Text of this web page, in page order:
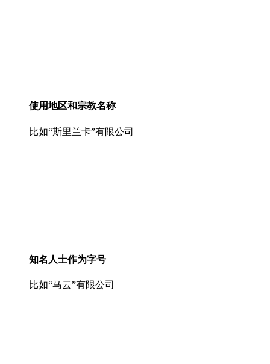
使用地区和宗教名称
比如“斯里兰卡”有限公司
知名人士作为字号
比如“马云”有限公司